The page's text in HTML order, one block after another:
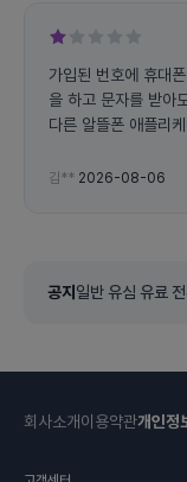
가입된 번호에 휴대
을 하고 문자를 받아
다른 알뜰폰 애플리
하면 불편해요... 그리고 앱에서 자꾸 튕겨지고 문자 인
김** 2026-08-06
공지 일반 유심 유료
회사소개이용약관개인정